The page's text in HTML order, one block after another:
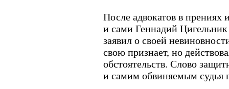
После адвокатов в прениях
и сами Геннадий
заявил о своей
свою признает, но
обстоятельств. Слово
и самим обвиняемым судья